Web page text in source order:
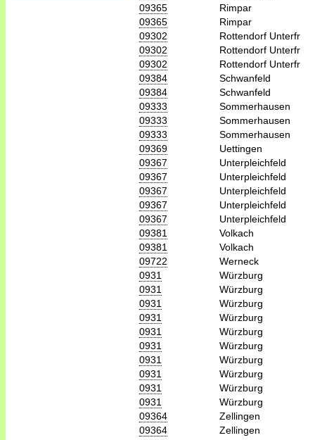
09365
Rimpar
09365
Rimpar
09302
Rottendorf Unterfr
09302
Rottendorf Unterfr
09302
Rottendorf Unterfr
09384
Schwanfeld
09384
Schwanfeld
09333
Sommerhausen
09333
Sommerhausen
09333
Sommerhausen
09369
Uettingen
09367
Unterpleichfeld
09367
Unterpleichfeld
09367
Unterpleichfeld
09367
Unterpleichfeld
09367
Unterpleichfeld
09381
Volkach
09381
Volkach
09722
Werneck
0931
Würzburg
0931
Würzburg
0931
Würzburg
0931
Würzburg
0931
Würzburg
0931
Würzburg
0931
Würzburg
0931
Würzburg
0931
Würzburg
0931
Würzburg
09364
Zellingen
09364
Zellingen